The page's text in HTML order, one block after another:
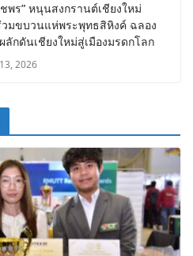
พร” หนุนสงกรานต์เชียงใหม่
วมขบวนแห่พระพุทธสิหิงค์ ฉลอง
ลักดันเชียงใหม่สู่เมืองมรดกโลก
2026